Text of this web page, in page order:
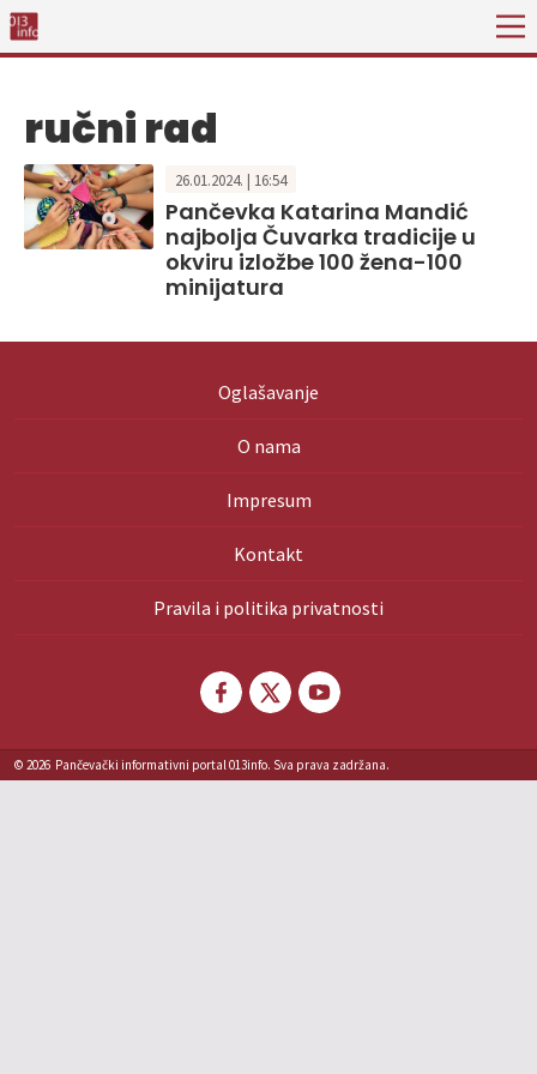
ručni rad
26.01.2024. | 16:54
Pančevka Katarina Mandić
najbolja Čuvarka tradicije u
okviru izložbe 100 žena-100
minijatura
Oglašavanje
O nama
Impresum
Kontakt
Pravila i politika privatnosti
© 2026 Pančevački informativni portal 013info. Sva prava zadržana.